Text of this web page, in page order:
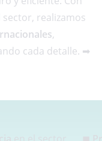
sector, realizamos
,
cada detalle. ➡